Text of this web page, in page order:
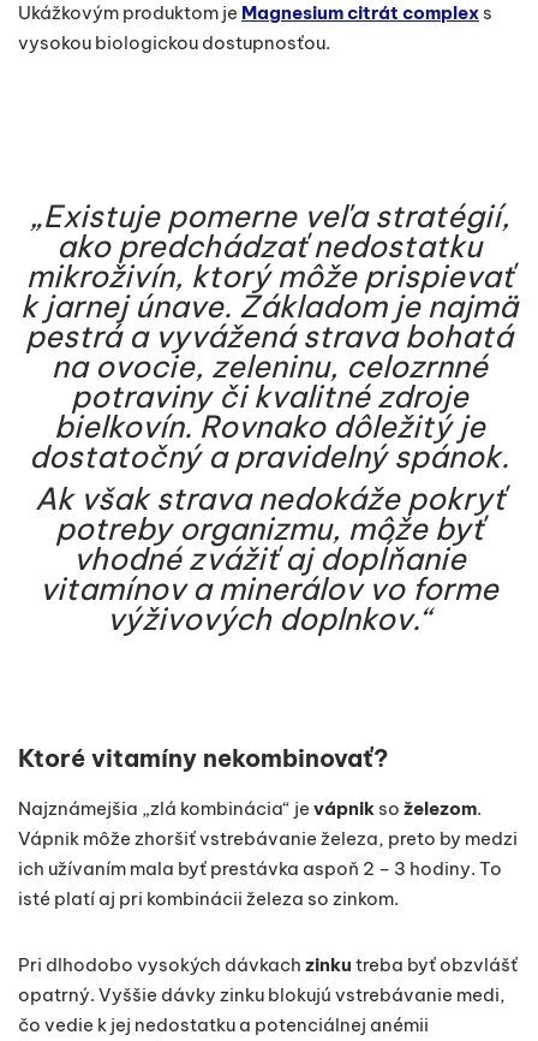
Ukážkovým produktom je Magnesium citrát complex s
vysokou biologickou dostupnosťou.
„Existuje pomerne veľa stratégií,
ako predchádzať nedostatku
mikroživín, ktorý môže prispievať
k jarnej únave. Základom je najmä
pestrá a vyvážená strava bohatá
na ovocie, zeleninu, celozrnné
potraviny či kvalitné zdroje
bielkovín. Rovnako dôležitý je
dostatočný a pravidelný spánok.
Ak však strava nedokáže pokryť
potreby organizmu, môže byť
vhodné zvážiť aj dopĺňanie
vitamínov a minerálov vo forme
výživových doplnkov.“
Ktoré vitamíny nekombinovať?
Najznámejšia „zlá kombinácia“ je vápnik so železom.
Vápnik môže zhoršiť vstrebávanie železa, preto by medzi
ich užívaním mala byť prestávka aspoň 2 – 3 hodiny. To
isté platí aj pri kombinácii železa so zinkom.
Pri dlhodobo vysokých dávkach zinku treba byť obzvlášť
opatrný. Vyššie dávky zinku blokujú vstrebávanie medi,
čo vedie k jej nedostatku a potenciálnej anémii